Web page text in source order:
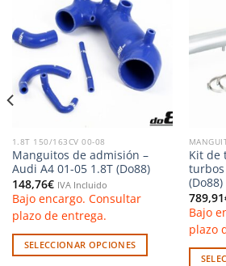
lista de
deseos
1.8T 150/163CV 00-08
Manguitos de admisión –
Audi A4 01-05 1.8T (Do88)
148,76€ IVA Incluido
Bajo encargo. Consultar
plazo de entrega.
SELECCIONAR OPCIONES
Kit de
turbos
(Do88)
789,91
Bajo
plazo